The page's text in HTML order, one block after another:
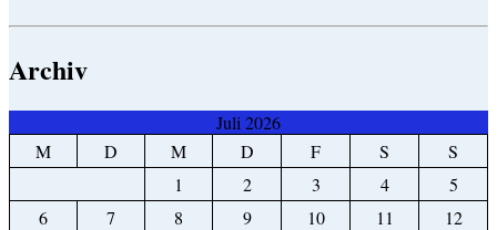
Archiv
Juli 2026
M
D M D F S
S
1
2 3 4
5
6
7 8 9 10 11
12